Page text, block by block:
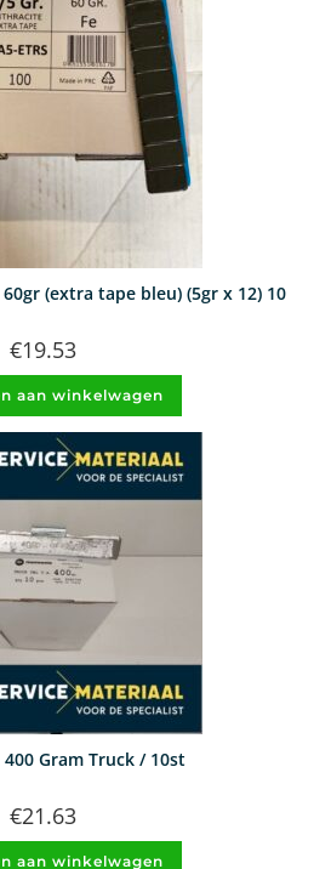
(extra tape bleu) (5gr x 12) 10
€19.53
aan winkelwagen
Gram Truck / 10st
€21.63
aan winkelwagen